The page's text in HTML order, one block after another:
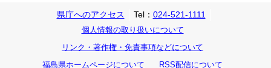
県庁へのアクセス Tel： 024-521-1111
個人情報の取り扱いについて
リンク・著作権・免責事項などについて
福島県ホームページについて
RSS配信について